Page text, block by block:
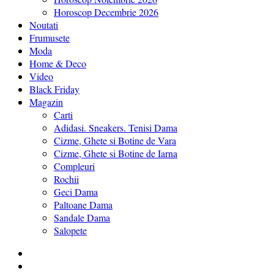
Horoscop Decembrie 2026
Noutati
Frumusete
Moda
Home & Deco
Video
Black Friday
Magazin
Carti
Adidasi. Sneakers. Tenisi Dama
Cizme, Ghete si Botine de Vara
Cizme, Ghete si Botine de Iarna
Compleuri
Rochii
Geci Dama
Paltoane Dama
Sandale Dama
Salopete